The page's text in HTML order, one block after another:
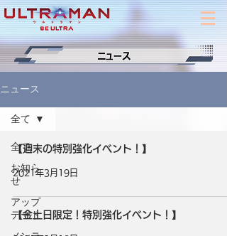
ニュース
全て
お知ら
せ
アップ
デート
全て
【週末の特別強化イベント！】
2021年3月19日
【金土日限定！特別強化イベント！】